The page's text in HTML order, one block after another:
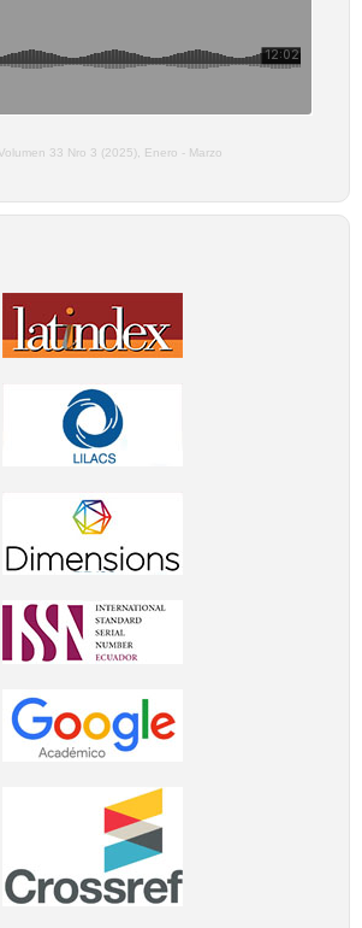
33 Nro 3 (2025), Enero - Marzo